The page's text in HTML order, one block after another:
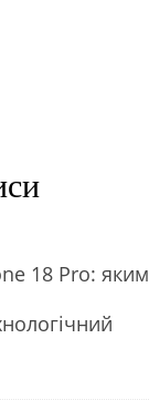
18 Рro: яким